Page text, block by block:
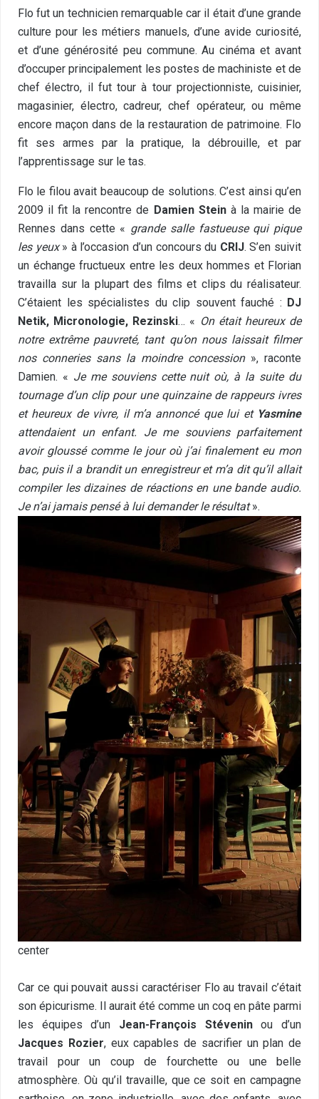
Flo fut un technicien remarquable car il était d’une grande
culture pour les métiers manuels, d’une avide curiosité,
et d’une générosité peu commune. Au cinéma et avant
d’occuper principalement les postes de machiniste et de
chef électro, il fut tour à tour projectionniste, cuisinier,
magasinier, électro, cadreur, chef opérateur, ou même
encore maçon dans de la restauration de patrimoine. Flo
fit ses armes par la pratique, la débrouille, et par
l’apprentissage sur le tas.
Flo le filou avait beaucoup de solutions. C’est ainsi qu’en
2009 il fit la rencontre de Damien Steinà la mairie de
Rennes dans cette « grande salle fastueuse qui pique
les yeux» à l’occasion d’un concours du CRIJ. S’en suivit
un échange fructueux entre les deux hommes et Florian
travailla sur la plupart des films et clips du réalisateur.
C’étaient les spécialistes du clip souvent fauché : DJ
Netik, Micronologie, Rezinski… « On était heureux de
notre extrême pauvreté, tant qu’on nous laissait filmer
nos conneries sans la moindre concession», raconte
Damien. « Je me souviens cette nuit où, à la suite du
tournage d’un clip pour une quinzaine de rappeurs ivres
et heureux de vivre, il m’a annoncé que lui et Yasmine
attendaient un enfant. Je me souviens parfaitement
avoir gloussé comme le jour où j’ai finalement eu mon
bac, puis il a brandit un enregistreur et m’a dit qu’il allait
compiler les dizaines de réactions en une bande audio.
Je n’ai jamais pensé à lui demander le résultat».
center
Car ce qui pouvait aussi caractériser Flo au travail c’était
son épicurisme. Il aurait été comme un coq en pâte parmi
les équipes d’un Jean-François Stéveninou d’un
Jacques Rozier, eux capables de sacrifier un plan de
travail pour un coup de fourchette ou une belle
atmosphère. Où qu’il travaille, que ce soit en campagne